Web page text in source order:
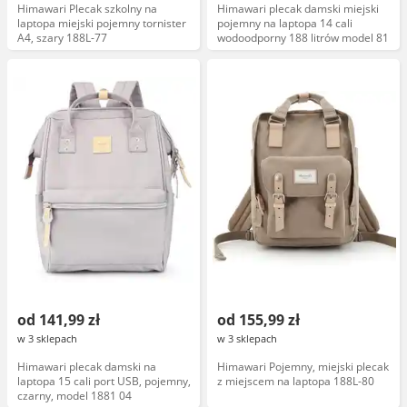
Himawari Plecak szkolny na
laptopa miejski pojemny tornister
A4, szary 188L-77
Himawari plecak damski miejski
pojemny na laptopa 14 cali
wodoodporny 188 litrów model 81
od 141,99 zł
w 3 sklepach
Himawari plecak damski na
laptopa 15 cali port USB, pojemny,
czarny, model 1881 04
od 155,99 zł
w 3 sklepach
Himawari Pojemny, miejski plecak
z miejscem na laptopa 188L-80